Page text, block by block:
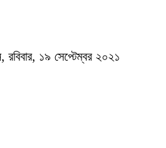
১৯ সেপ্টেম্বর ২০২১